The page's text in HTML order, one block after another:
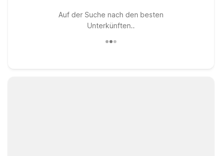
Auf der Suche nach den besten
Unterkünften..